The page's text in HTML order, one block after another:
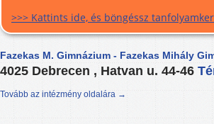
>>> Kattints ide, és böngéssz
Fazekas M. Gimnázium - Fazekas Mihály
4025 Debrecen , Hatvan u. 44-46
Tovább az intézmény oldalára →